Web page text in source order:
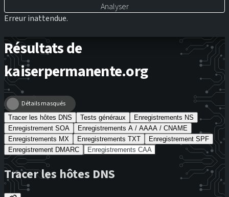
Analyser
Erreur inattendue.
Résultats de
kaiserpermanente.org
Détails masqués
Tracer les hôtes DNS Tests généraux
Enregistrements NS
Enregistrement SOA
Enregistrements A / AAAA / CNAME
Enregistrements MX
Enregistrements TXT
Enregistrement SPF
Enregistrement DMARC
Enregistrements CAA
Tracer les hôtes DNS